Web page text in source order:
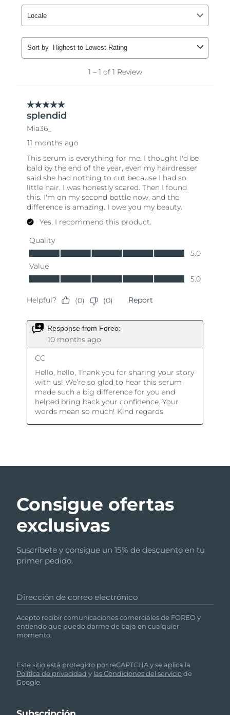
Consigue ofertas
exclusivas
Suscríbete y consigue un 15% de descuento en tu
primer pedido.
Dirección de correo electrónico
Acepto recibir comunicaciones comerciales de FOREO y
entiendo que puedo darme de baja en cualquier
momento.
Este sitio está protegido por reCAPTCHA y se aplica la
Política de privacidad y las Condiciones del serviciode
Google.